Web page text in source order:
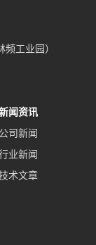
工业园）
闻资讯
公司新闻
业新闻
术文章